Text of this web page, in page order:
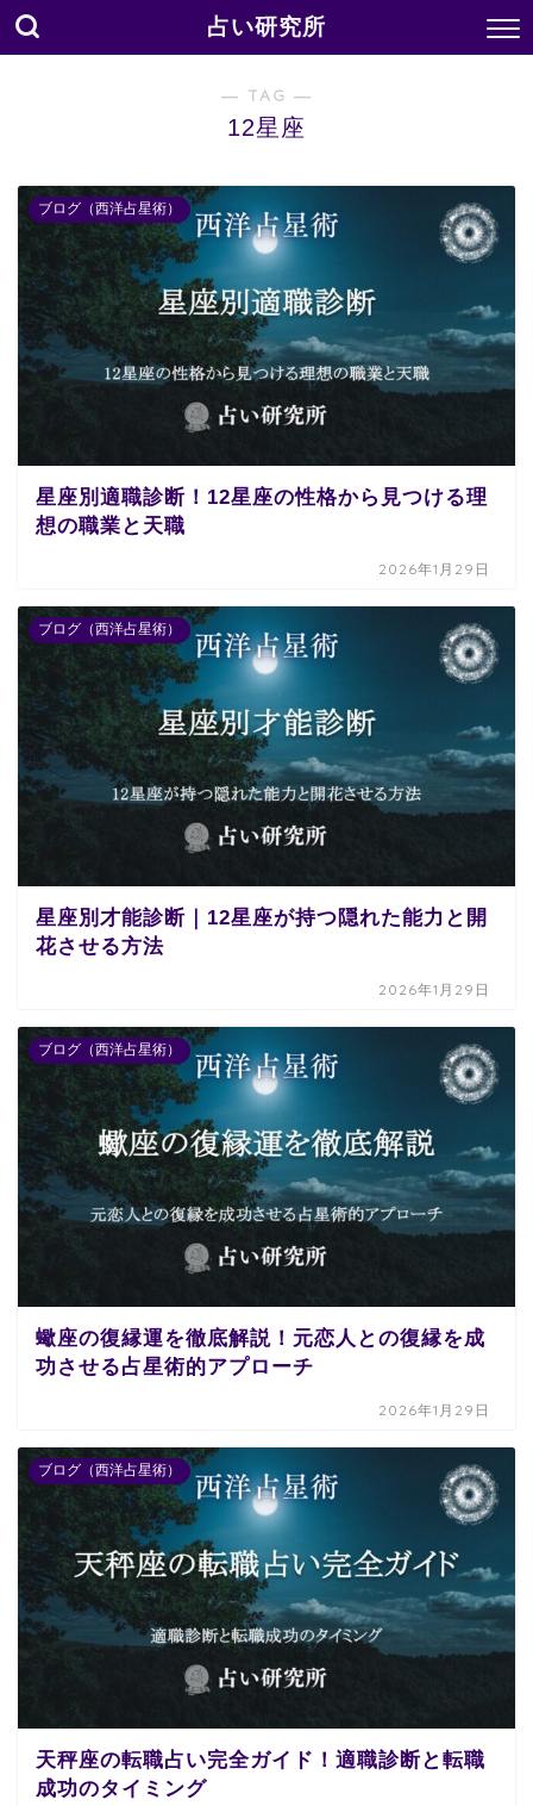
占い研究所
― TAG ―
12星座
ブログ（西洋占星術）
星座別適職診断！12星座の性格から見つける理
想の職業と天職
2026年1月29日
ブログ（西洋占星術）
星座別才能診断｜12星座が持つ隠れた能力と開
花させる方法
2026年1月29日
ブログ（西洋占星術）
蠍座の復縁運を徹底解説！元恋人との復縁を成
功させる占星術的アプローチ
2026年1月29日
ブログ（西洋占星術）
天秤座の転職占い完全ガイド！適職診断と転職
成功のタイミング